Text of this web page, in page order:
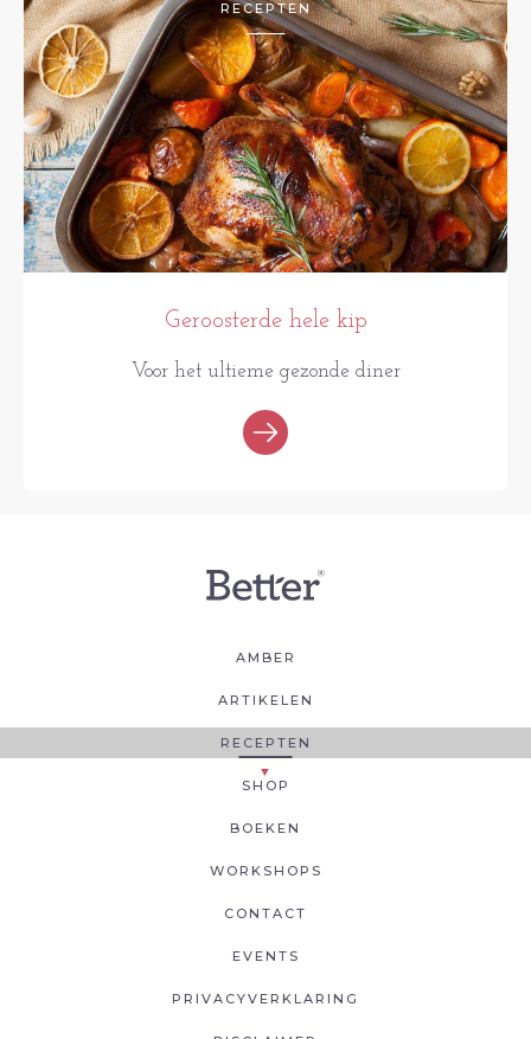
RECEPTEN
Geroosterde hele kip
Voor het ultieme gezonde diner
AMBER
ARTIKELEN
RECEPTEN
SHOP
BOEKEN
WORKSHOPS
CONTACT
EVENTS
PRIVACYVERKLARING